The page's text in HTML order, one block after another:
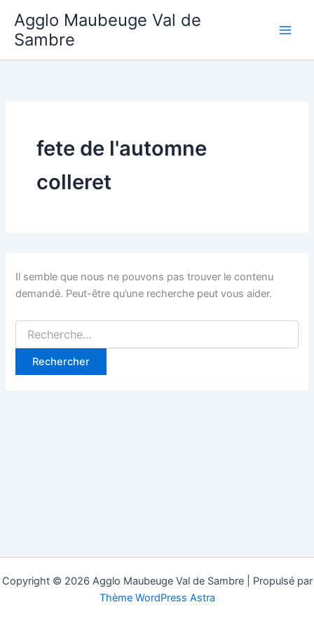
contenu
Agglo Maubeuge Val de
Sambre
fete de l'automne
colleret
Il semble que nous ne pouvons pas trouver le contenu
demandé. Peut-être qu’une recherche peut vous aider.
Rechercher :
Copyright © 2026 Agglo Maubeuge Val de Sambre | Propulsé par
Thème WordPress Astra